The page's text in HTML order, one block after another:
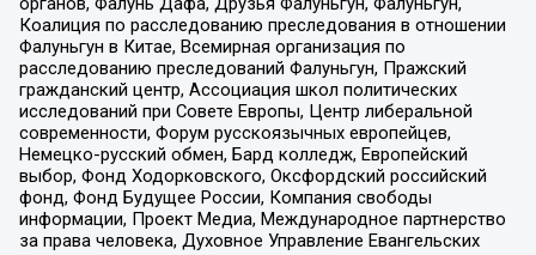
Коалиция по расследованию преследования в отношении
Фалуньгун в Китае, Всемирная организация по
расследованию преследований Фалуньгун, Пражский
гражданский центр, Ассоциация школ политических
исследований при Совете Европы, Центр либеральной
современности, Форум русскоязычных европейцев,
Немецко-русский обмен, Бард колледж, Европейский
выбор, Фонд Ходорковского, Оксфордский российский
фонд, Фонд Будущее России, Компания свободы
информации, Проект Медиа, Международное партнерство
за права человека, Духовное Управление Евангельских